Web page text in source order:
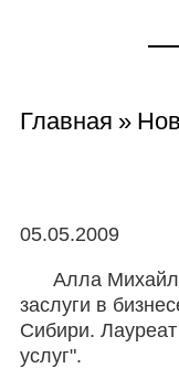
здесь
Главная »
05.05.2009
Алла
заслуги в
Сибири.
услуг".